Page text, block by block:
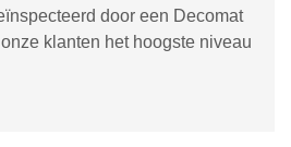
door een Decomat
klanten het hoogste niveau